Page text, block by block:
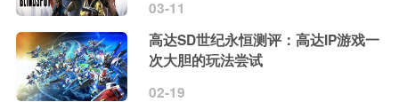
03-11
高达SD世纪永恒测评：高达IP游戏一
次大胆的玩法尝试
02-19